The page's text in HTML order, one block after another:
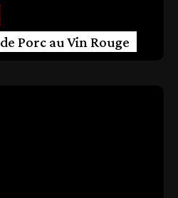
Porc au Vin Rouge